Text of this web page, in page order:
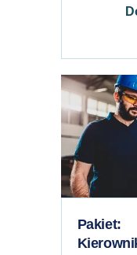
Pakiet: